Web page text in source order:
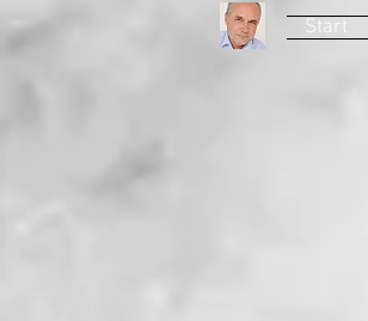
Start